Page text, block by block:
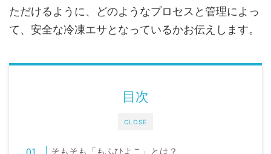
ただけるように、どのようなプロセスと管理によっ
て、安全な冷凍エサとなっているかお伝えします。
CLOSE
目次
そもそも「もふひよこ」とは？